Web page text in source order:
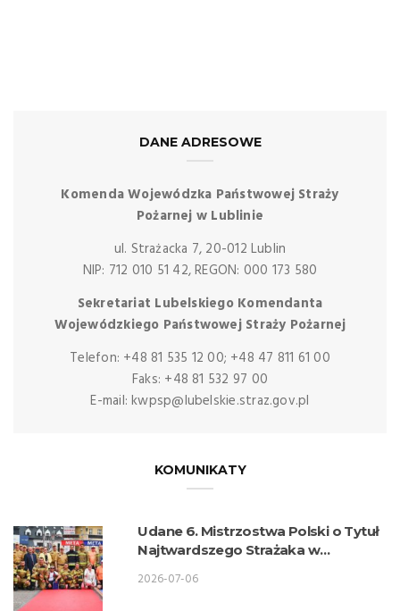
DANE ADRESOWE
Komenda Wojewódzka Państwowej Straży
Pożarnej w Lublinie
ul. Strażacka 7, 20-012 Lublin
NIP: 712 010 51 42, REGON: 000 173 580
Sekretariat Lubelskiego Komendanta
Wojewódzkiego Państwowej Straży Pożarnej
Telefon: +48 81 535 12 00; +48 47 811 61 00
Faks: +48 81 532 97 00
E-mail: kwpsp@lubelskie.straz.gov.pl
KOMUNIKATY
Udane 6. Mistrzostwa Polski o Tytuł
Najtwardszego Strażaka w
2026-07-06